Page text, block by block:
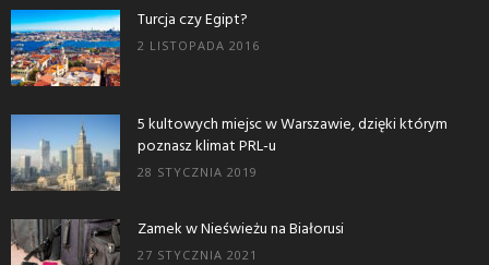
Turcja czy Egipt?
2 LISTOPADA 2016
5 kultowych miejsc w Warszawie, dzięki którym
poznasz klimat PRL-u
28 STYCZNIA 2019
Zamek w Nieświeżu na Białorusi
27 STYCZNIA 2021